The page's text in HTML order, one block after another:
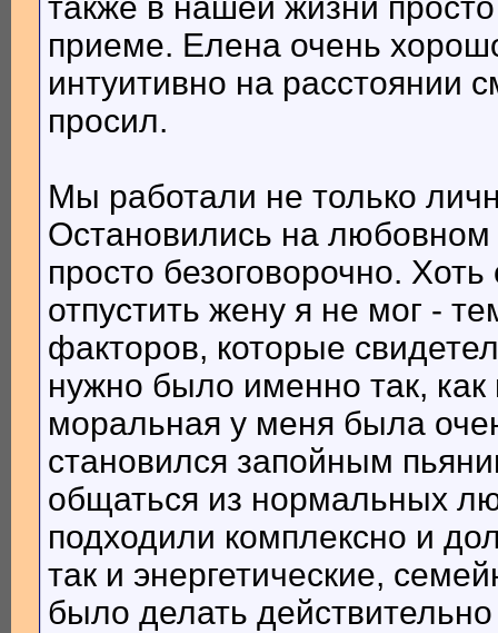
также в нашей жизни
приеме. Елена очень
интуитивно на расстоянии
просил.
Мы работали не только
Остановились на любовном
просто безоговорочно.
отпустить жену я не мог -
факторов, которые
нужно было именно так,
моральная у меня была
становился запойным
общаться из нормальных
подходили комплексно и
так и энергетические,
было делать